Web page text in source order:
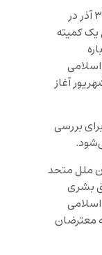
شورای حقوق بشر سازمان ملل پنجشنبه ۳ آذر در
کمیته
رابطه با اعتراضاتی که پس از ۲۵ شهریور آغاز
بررسی
ملل متحد
بشری
اسلامی
معترضان